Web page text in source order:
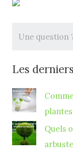
Les
Quels